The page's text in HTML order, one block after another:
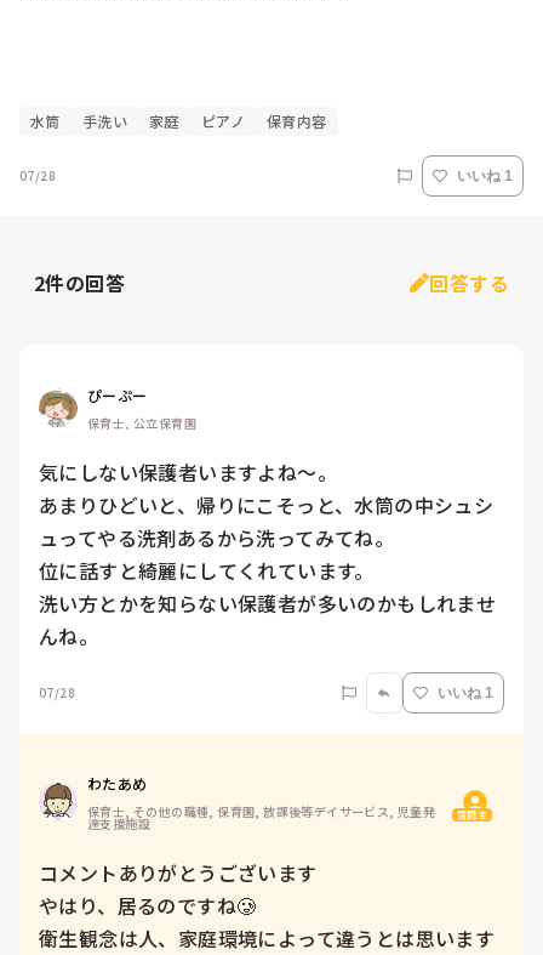
水筒 手洗い 家庭 ピアノ 保育内容
07/28 いいね 1
2件の回答 回答する
ぴーぷー
保育士, 公立保育園
気にしない保護者いますよね〜。
あまりひどいと、帰りにこそっと、水筒の中シュシ
ュってやる洗剤あるから洗ってみてね。
位に話すと綺麗にしてくれています。
洗い方とかを知らない保護者が多いのかもしれませ
んね。
07/28 いいね 1
わたあめ
保育士, その他の職種, 保育園, 放課後等デイサービス, 児童発
達支援施設 質問主
コメントありがとうございます
やはり、居るのですね🥲
衛生観念は人、家庭環境によって違うとは思います